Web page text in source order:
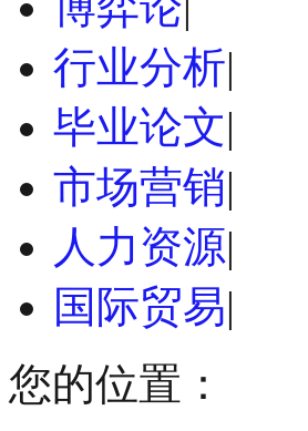
行业分析|
毕业论文|
市场营销|
人力资源|
国际贸易|
您的位置：